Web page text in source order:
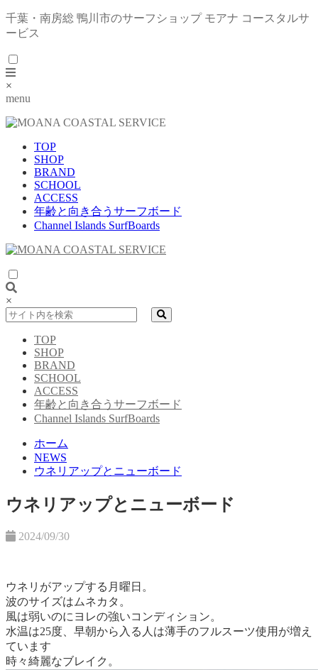
千葉・南房総 鴨川市のサーフショップ モアナ コースタルサ
ービス
×
menu
TOP
SHOP
BRAND
SCHOOL
ACCESS
年齢と向き合うサーフボード
Channel Islands SurfBoards
×
TOP
SHOP
BRAND
SCHOOL
ACCESS
年齢と向き合うサーフボード
Channel Islands SurfBoards
ホーム
NEWS
ウネリアップとニューボード
ウネリアップとニューボード
2024/09/30
ウネリがアップする月曜日。
波のサイズはムネカタ。
風は弱いのにヨレの強いコンディション。
水温は25度、早朝から入る人は薄手のフルスーツ使用が増え
ています
時々綺麗なブレイク。